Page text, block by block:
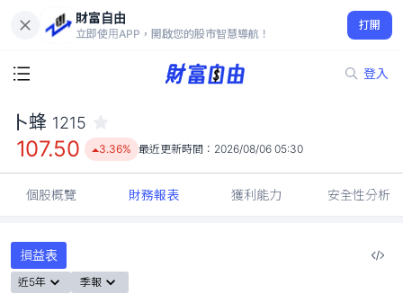
財富自由
立即使用APP，開啟您的股市智慧導航！
打開
登入
107.50
3.36%
卜蜂 1215
107.50 3.36% 最近更新時間： 2026/08/06 05:30
個股概覽 財務報表 獲利能力 安全性分析
損益表
近5年 季報